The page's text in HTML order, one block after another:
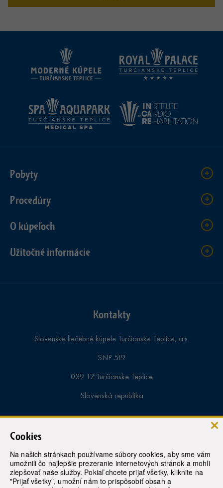
Cookies
Na našich stránkach používame súbory cookies, aby sme vám
umožnili čo najlepšie prezeranie internetových stránok a mohli
zlepšovať naše služby. Pokiaľ chcete prijať všetky, kliknite na
"Prijať všetky", umožní nám to prispôsobiť obsah a
Pobyty
Procedúry
O kúpeľoch
Užitočné informácie
Kontakty
Slovenské liečebné kúpele Turčianske Teplice, a.s.
SNP 519
039 12 Turčianske Teplice
Slovenská republika
tel. samoplatci:+421-43-4913 000
tel. poistenci:+421-43-4913 363